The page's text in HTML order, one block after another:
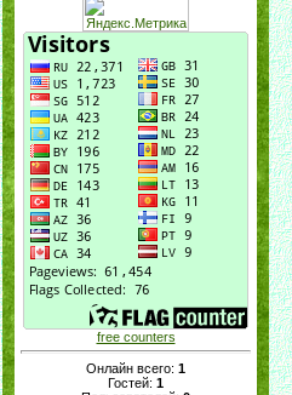
free counters
Онлайн всего: 1
Гостей: 1